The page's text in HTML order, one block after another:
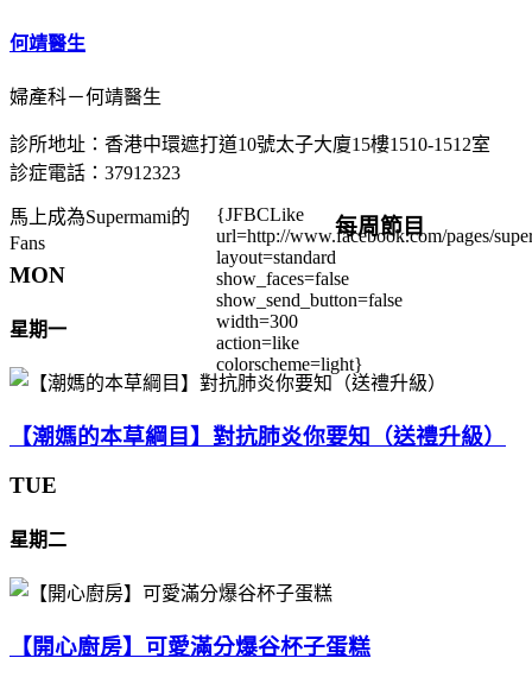
何靖醫生
婦產科－何靖醫生
診所地址：香港中環遮打道10號太子大廈15樓1510-1512室
診症電話：37912323
馬上成為Supermami的
Fans
{JFBCLike
url=http://www.facebook.com/pages/
layout=standard
show_faces=false
show_send_button=false
width=300
action=like
colorscheme=light}
每周節目
MON
星期一
【潮媽的本草綱目】對抗肺炎你要知（送禮升級）
TUE
星期二
【開心廚房】可愛滿分爆谷杯子蛋糕